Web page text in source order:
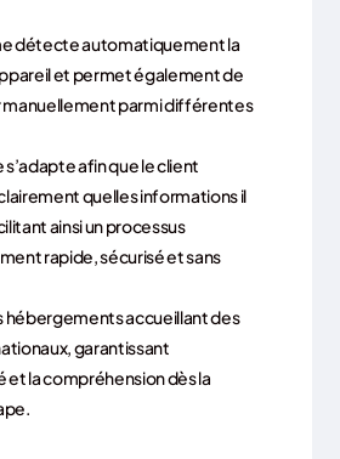
détecte automatiquement la
et permet également de
parmi différentes
s’adapte afin que le client
quelles informations il
ainsi un processus
rapide, sécurisé et sans
hébergements accueillant des
garantissant
et la compréhension dès la